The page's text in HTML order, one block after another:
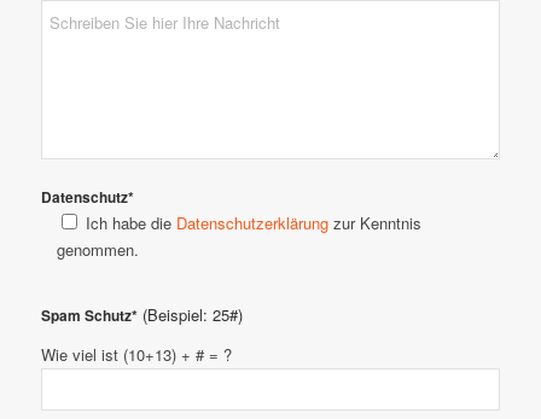
Datenschutz*
Ich habe die Datenschutzerklärungzur Kenntnis
genommen.
Spam Schutz*(Beispiel: 25#)
Wie viel ist (10+13) + # = ?